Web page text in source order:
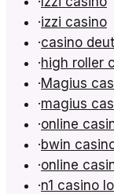
·izzi casino
·casino
·high roller
·Magius
·magius
·online
·bwin
·online
·n1 casino